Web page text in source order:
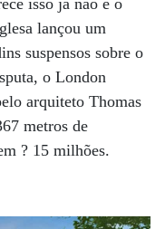
lançou um
suspensos sobre o
o London
arquiteto Thomas
metros de
? 15 milhões.